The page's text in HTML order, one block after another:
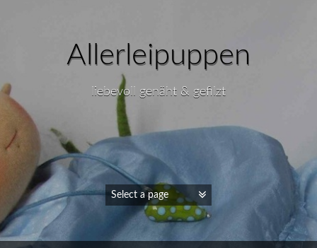
Allerleipuppen
liebevoll genäht & gefilzt